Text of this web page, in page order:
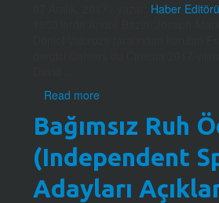
Haber
Read more
Bağımsız Ruh
(Independent
Adayları